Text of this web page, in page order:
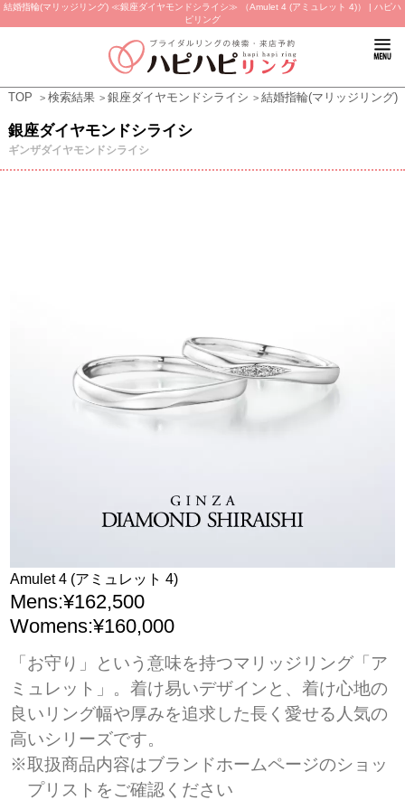
結婚指輪(マリッジリング) ≪銀座ダイヤモンドシライシ≫ （Amulet 4 (アミュレット 4)） | ハピハ
ピリング
TOP 検索結果 銀座ダイヤモンドシライシ 結婚指輪(マリッジリング)
銀座ダイヤモンドシライシ
ギンザダイヤモンドシライシ
Amulet 4 (アミュレット 4)
Mens:¥162,500
Womens:¥160,000
「お守り」という意味を持つマリッジリング「ア
ミュレット」。着け易いデザインと、着け心地の
良いリング幅や厚みを追求した長く愛せる人気の
高いシリーズです。
※取扱商品内容はブランドホームページのショッ
プリストをご確認ください